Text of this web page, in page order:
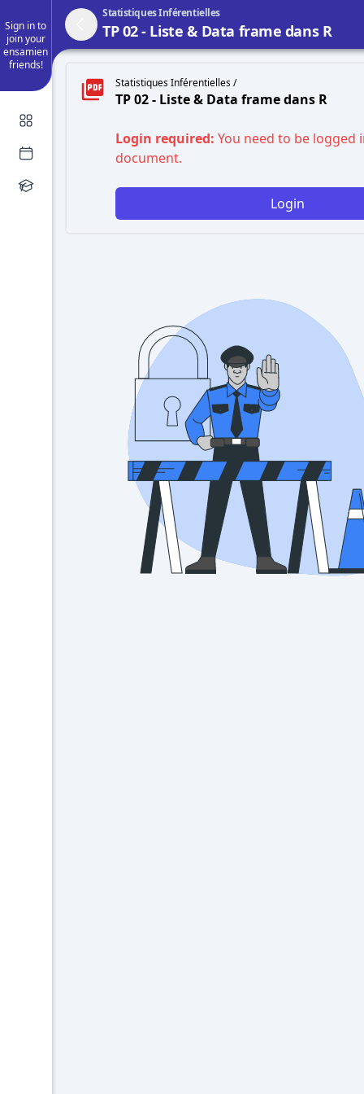
Sign in to
join your
ensamien
friends!
Statistiques Inférentielles
TP 02 - Liste & Data frame dans R
Statistiques Inférentielles /
TP 02 - Liste & Data frame dans R
Login required: You need to be logged
document.
Login